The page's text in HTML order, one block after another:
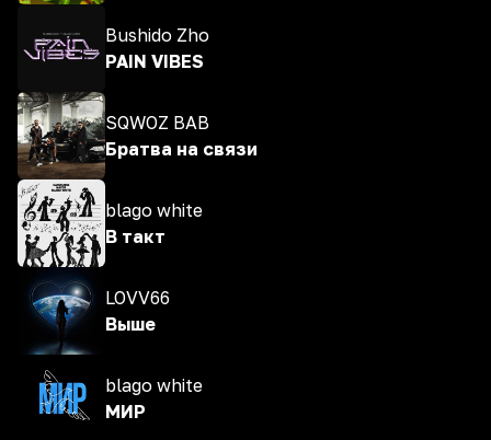
Bushido Zho
PAIN VIBES
SQWOZ BAB
Братва на связи
blago white
В такт
LOVV66
Выше
blago white
МИР